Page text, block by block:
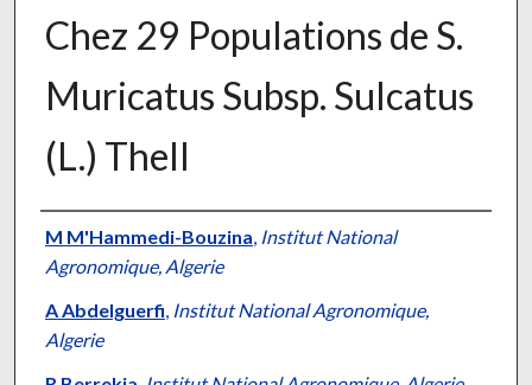
Chez 29 Populations de S.
Muricatus Subsp. Sulcatus
(L.) Thell
Presenter Information
M M'Hammedi-Bouzina, Institut National
Agronomique, Algerie
A Abdelguerfi, Institut National Agronomique,
Algerie